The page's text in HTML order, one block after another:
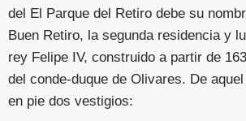
del El Parque del Retiro debe su
Buen Retiro, la segunda residencia y
rey Felipe IV, construido a partir de
del conde-duque de Olivares. De
en pie dos vestigios: